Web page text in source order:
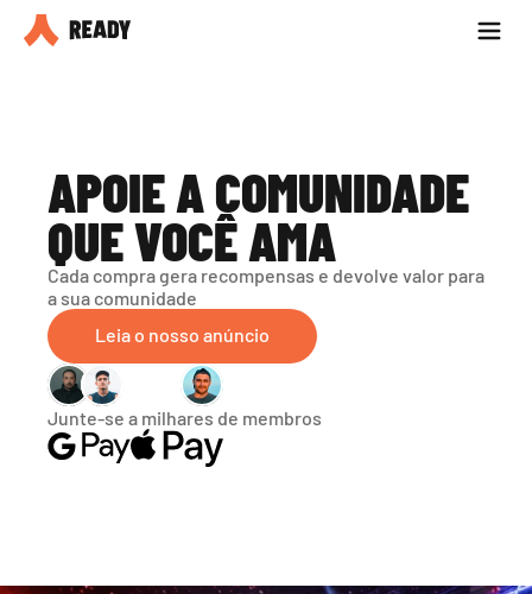
Seja parceiro
APOIE A COMUNIDADE
QUE VOCÊ AMA
Cada compra gera recompensas e devolve valor para
a sua comunidade
Leia o nosso anúncio
Junte-se a milhares de membros